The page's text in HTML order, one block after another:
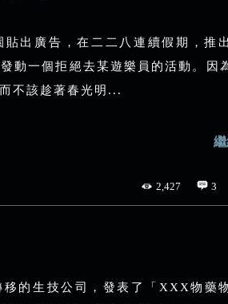
出廣告，在二二八連續假期，推
動一個拒絕去某遊樂員的活動。因
不該趁著春光明...
2,427 3
移的生技公司，發表了「XXX物藥